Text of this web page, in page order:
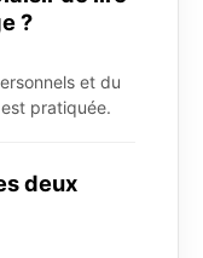
?
et du
pratiquée.
deux